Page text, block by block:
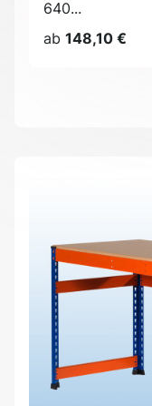
640...
ab 148,10 €